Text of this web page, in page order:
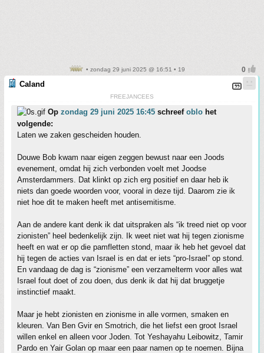
• zondag 29 juni 2025 @ 16:51 • 19
Caland
FREEJANCEES
Op zondag 29 juni 2025 16:45 schreef oblo het
volgende:
Laten we zaken gescheiden houden.
Douwe Bob kwam naar eigen zeggen bewust naar een Joods
evenement, omdat hij zich verbonden voelt met Joodse
Amsterdammers. Dat klinkt op zich erg positief en daar heb ik
niets dan goede woorden voor, vooral in deze tijd. Daarom zie ik
niet hoe dit te maken heeft met antisemitisme.
Aan de andere kant denk ik dat uitspraken als “ik treed niet op voor
zionisten” heel bedenkelijk zijn. Ik weet niet wat hij tegen zionisme
heeft en wat er op die pamfletten stond, maar ik heb het gevoel dat
hij tegen de acties van Israel is en dat er iets “pro-Israel” op stond.
En vandaag de dag is “zionisme” een verzamelterm voor alles wat
Israel fout doet of zou doen, dus denk ik dat hij dat bruggetje
instinctief maakt.
Maar je hebt zionisten en zionisme in alle vormen, smaken en
kleuren. Van Ben Gvir en Smotrich, die het liefst een groot Israel
willen enkel en alleen voor Joden. Tot Yeshayahu Leibowitz, Tamir
Pardo en Yair Golan op maar een paar namen op te noemen. Bijna